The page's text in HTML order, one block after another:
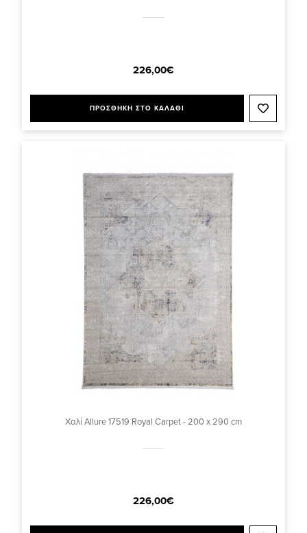
226,00€
ΠΡΟΣΘΗΚΗ ΣΤΟ ΚΑΛΑΘΙ
Χαλί Allure 17519 Royal Carpet - 200 x 290 cm
226,00€